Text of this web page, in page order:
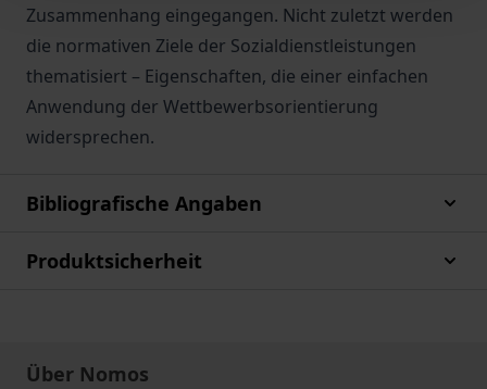
Zusammenhang eingegangen. Nicht zuletzt werden
die normativen Ziele der Sozialdienstleistungen
thematisiert – Eigenschaften, die einer einfachen
Anwendung der Wettbewerbsorientierung
widersprechen.
Bibliografische Angaben
Produktsicherheit
Über Nomos